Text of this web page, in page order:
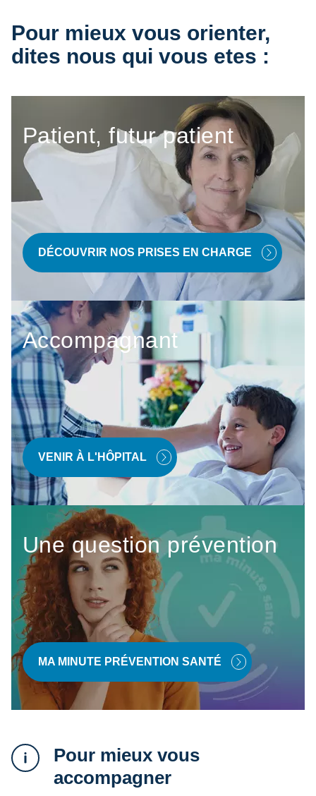
Pour mieux vous orienter,
dites nous qui vous etes :
Patient, futur patient
DÉCOUVRIR NOS PRISES EN CHARGE
Accompagnant
VENIR À L'HÔPITAL
Une question prévention
MA MINUTE PRÉVENTION SANTÉ
Pour mieux vous
accompagner